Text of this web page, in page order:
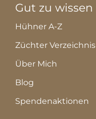
Gut zu wissen
Hühner A-Z
Züchter Verzeichnis
Über Mich
Blog
Spendenaktionen